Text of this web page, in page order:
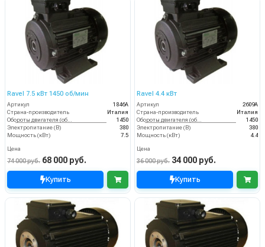
Ravel 7.5 кВт 1450 об/мин
Артикул
1846A
Страна-производитель
Италия
1450
Электропитание (В)
380
Мощность (кВт)
7.5
Цена
74 000 руб. 68 000 руб.
Купить
Ravel 4.4 кВт
Артикул
2609A
Страна-производитель
Италия
1450
Электропитание (В)
380
Мощность (кВт)
4.4
Цена
36 000 руб. 34 000 руб.
Купить